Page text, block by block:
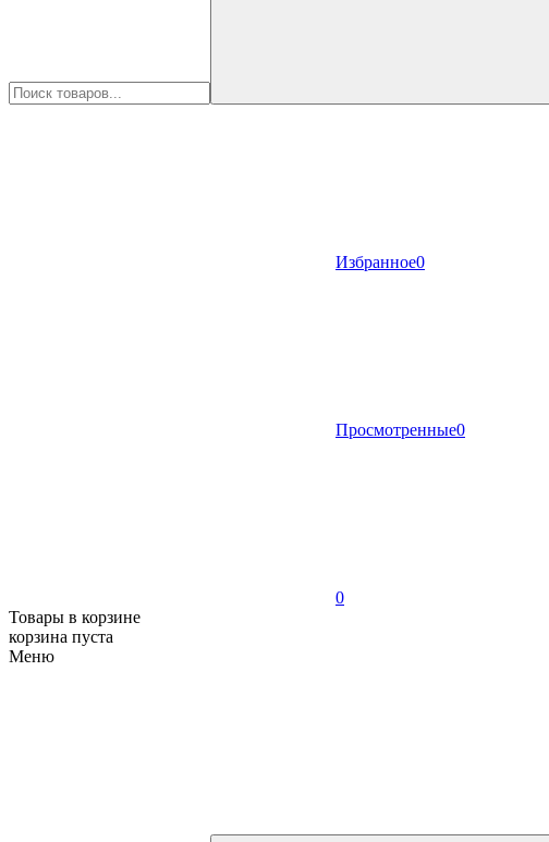
Избранное0
Просмотренные0
0
Товары в корзине
корзина пуста
Меню